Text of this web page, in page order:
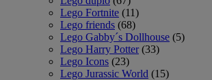
Lego Fortnite (11)
Lego friends (68)
Lego Gabby´s Dollhouse (5)
Lego Harry Potter (33)
Lego Icons (23)
Lego Jurassic World (15)